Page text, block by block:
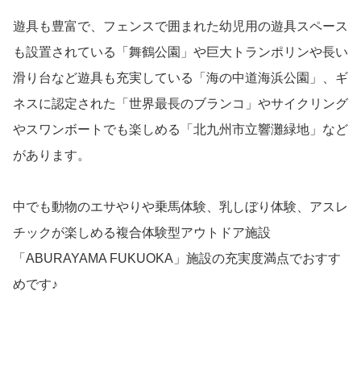
遊具も豊富で、フェンスで囲まれた幼児用の遊具スペース
も設置されている「舞鶴公園」や巨大トランポリンや長い
滑り台など遊具も充実している「海の中道海浜公園」、ギ
ネスに認定された「世界最長のブランコ」やサイクリング
やスワンボートでも楽しめる「北九州市立響灘緑地」など
があります。
中でも動物のエサやりや乗馬体験、乳しぼり体験、アスレ
チックが楽しめる複合体験型アウトドア施設
「ABURAYAMA FUKUOKA」施設の充実度満点でおすす
めです♪